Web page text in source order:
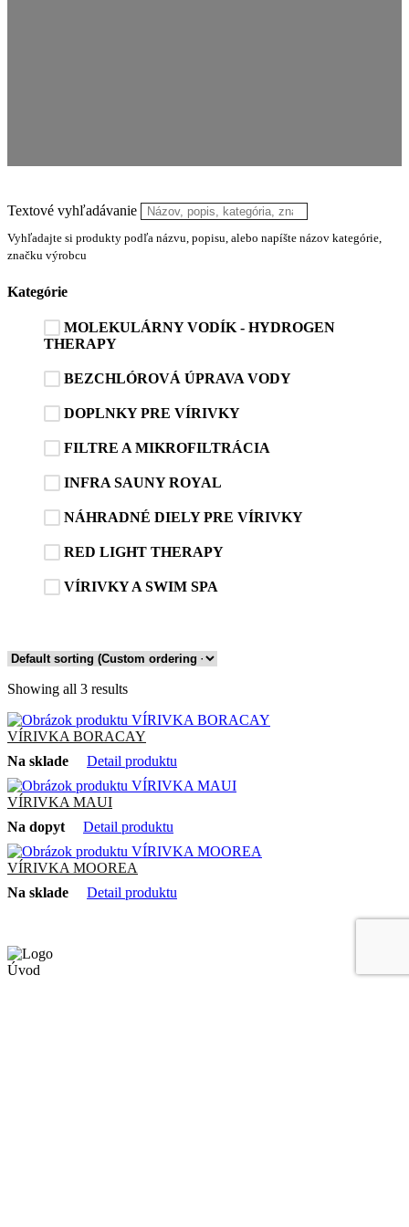
Textové vyhľadávanie
Vyhľadajte si produkty podľa názvu, popisu, alebo napíšte názov kategórie,
značku výrobcu
Kategórie
MOLEKULÁRNY VODÍK - HYDROGEN
THERAPY
BEZCHLÓROVÁ ÚPRAVA VODY
DOPLNKY PRE VÍRIVKY
FILTRE A MIKROFILTRÁCIA
INFRA SAUNY ROYAL
NÁHRADNÉ DIELY PRE VÍRIVKY
RED LIGHT THERAPY
VÍRIVKY A SWIM SPA
Showing all 3 results
VÍRIVKA BORACAY
Na sklade
Detail produktu
VÍRIVKA MAUI
Na dopyt
Detail produktu
VÍRIVKA MOOREA
Na sklade
Detail produktu
Úvod